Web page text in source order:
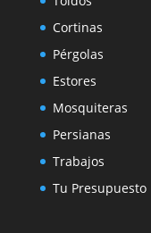
Cortinas
Pérgolas
Estores
Mosquiteras
Persianas
Trabajos
Tu Presupuesto